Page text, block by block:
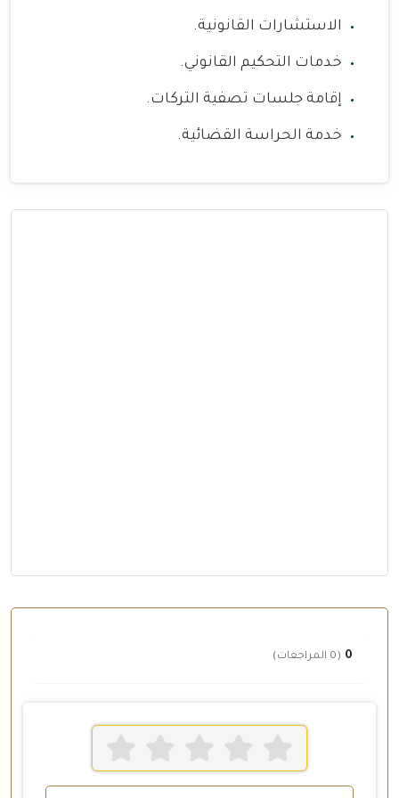
الاستشارات القانونية.
خدمات التحكيم القانوني.
إقامة جلسات تصفية التركات.
خدمة الحراسة القضائية.
0 (0 المراجعات)